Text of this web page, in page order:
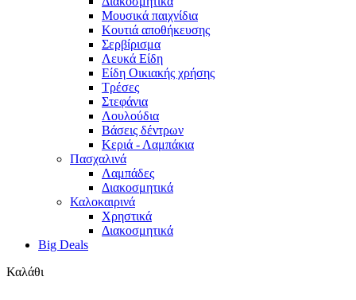
Μουσικά παιχνίδια
Κουτιά αποθήκευσης
Σερβίρισμα
Λευκά Είδη
Είδη Οικιακής χρήσης
Τρέσες
Στεφάνια
Λουλούδια
Βάσεις δέντρων
Κεριά - Λαμπάκια
Πασχαλινά
Λαμπάδες
Διακοσμητικά
Καλοκαιρινά
Χρηστικά
Διακοσμητικά
Big Deals
Καλάθι